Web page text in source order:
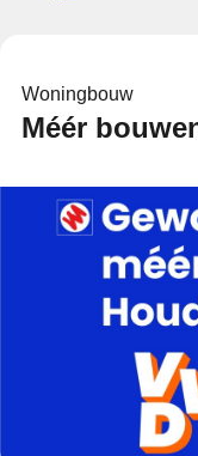
Woningbouw
Méér